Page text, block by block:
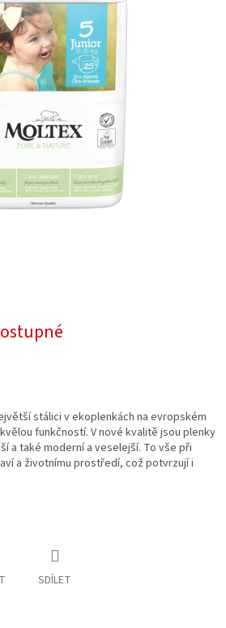
stálici v ekoplenkách na evropském
funkčností. V nové kvalitě jsou plenky
a také moderní a veselejší. To vše při
a životnímu prostředí, což potvrzují i
SDÍLET